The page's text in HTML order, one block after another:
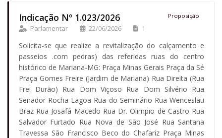
Indicação Nº 1.023/2026 Proposição
Parlamentar 22/06/2026 1
Solicita-se que realize a revitalização do calçamento e
passeios .com pedras) das referidas ruas do centro
histórico de Mariana-MG: Praça Minas Gerais Praça da Sé
Praça Gomes Freire (Jardim de Mariana) Rua Direita (Rua
Frei Durão) Rua Dom Viçoso Rua Dom Silvério Rua
Senador Rocha Lagoa Rua do Seminário Rua Wenceslau
Braz Rua Josafá Macedo Rua Dr. Olimpio de Castro Rua
Salvador Furtado Rua Nova de São José Rua Santana
Travessa São Francisco Beco do Chafariz Praça Minas